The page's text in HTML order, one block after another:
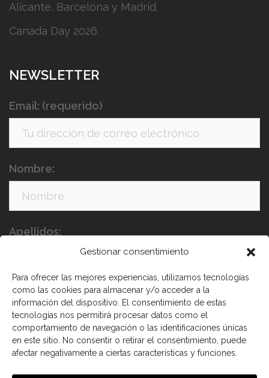
Gestionar consentimiento
Para ofrecer las mejores experiencias, utilizamos tecnologías
como las cookies para almacenar y/o acceder a la
información del dispositivo. El consentimiento de estas
tecnologías nos permitirá procesar datos como el
comportamiento de navegación o las identificaciones únicas
en este sitio. No consentir o retirar el consentimiento, puede
afectar negativamente a ciertas características y funciones.
Alicante, Barcelona y Madrid.
Canada Day 2026.
NEWSLETTER
Email: (requerido)
Nombre:
Apellidos:
He leído y acepto los términos y condiciones